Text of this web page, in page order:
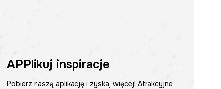
APPlikuj inspiracje
Pobierz naszą aplikację i zyskaj więcej! Atrakcyjne